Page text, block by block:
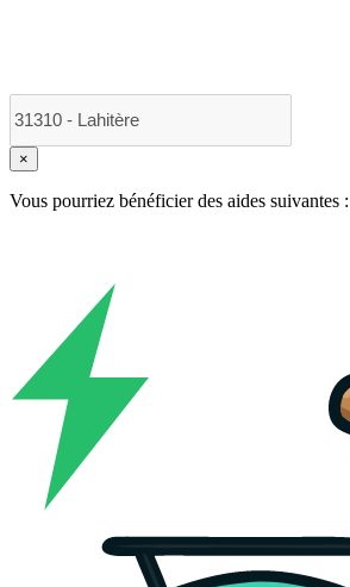
×
Vous pourriez bénéficier des aides suivantes :